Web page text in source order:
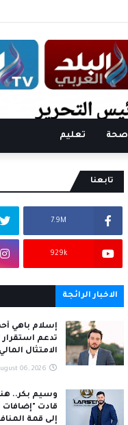
صحة تعليم
تابعنا
7.9M
929k
الاخبار الرائجة
إسلام باهي
تدعم استقرار
الامتثال المالي
06, 2026
وسيم بكر..
قادت "إضافات
إلى قمة